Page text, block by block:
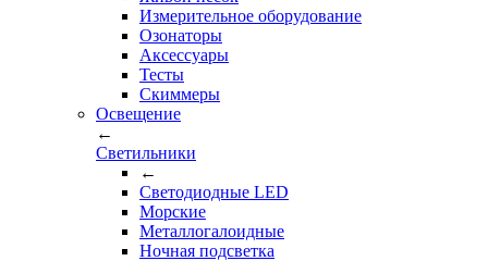
Измерительное оборудование
Озонаторы
Аксессуары
Тесты
Cкиммеры
Освещение
←
Светильники
←
Cветодиодные LED
Морские
Металлогалоидные
Ночная подсветка